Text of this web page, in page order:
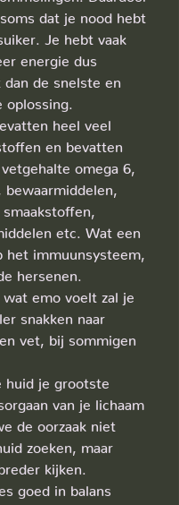
dat je nood hebt
Je hebt vaak
energie dus
de snelste en
oplossing.
heel veel
en bevatten
omega 6,
bewaarmiddelen,
etc. Wat een
het immuunsysteem,
hersenen.
wat emo voelt zal je
snakken naar
vet, bij sommigen
huid je grootste
van je lichaam
de oorzaak niet
zoeken, maar
kijken.
goed in balans